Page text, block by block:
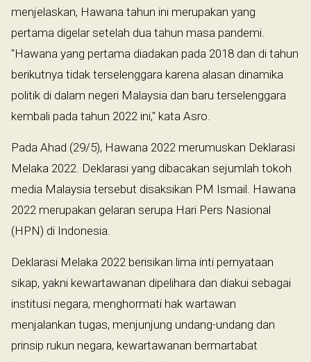
menjelaskan, Hawana tahun ini merupakan yang
pertama digelar setelah dua tahun masa pandemi.
"Hawana yang pertama diadakan pada 2018 dan di tahun
berikutnya tidak terselenggara karena alasan dinamika
politik di dalam negeri Malaysia dan baru terselenggara
kembali pada tahun 2022 ini," kata Asro.
Pada Ahad (29/5), Hawana 2022 merumuskan Deklarasi
Melaka 2022. Deklarasi yang dibacakan sejumlah tokoh
media Malaysia tersebut disaksikan PM Ismail. Hawana
2022 merupakan gelaran serupa Hari Pers Nasional
(HPN) di Indonesia.
Deklarasi Melaka 2022 berisikan lima inti pernyataan
sikap, yakni kewartawanan dipelihara dan diakui sebagai
institusi negara, menghormati hak wartawan
menjalankan tugas, menjunjung undang-undang dan
prinsip rukun negara, kewartawanan bermartabat